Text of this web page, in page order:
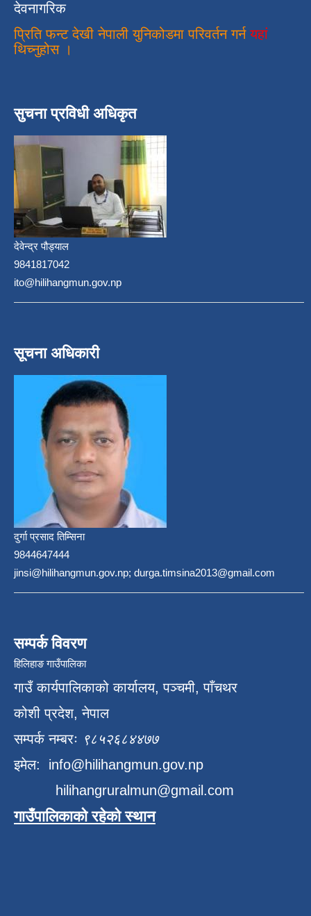
देवनागरिक
प्रिति फन्ट देखी नेपाली युनिकोडमा परिवर्तन गर्न यहां
थिच्नुहोस ।
सुचना प्रविधी अधिकृत
देवेन्द्र पौड्याल
9841817042
ito@hilihangmun.gov.np
सूचना अधिकारी
दुर्गा प्रसाद तिम्सिना
9844647444
jinsi@hilihangmun.gov.np; durga.timsina2013@gmail.com
सम्पर्क विवरण
हिलिहाङ गाउँपालिका
गाउँ कार्यपालिकाको कार्यालय, पञ्चमी, पाँचथर
कोशी प्रदेश, नेपाल
सम्पर्क नम्बरः ९८५२६८४४७७
इमेल: info@hilihangmun.gov.np
hilihangruralmun@gmail.com
गाउँपालिकाको रहेको स्थान